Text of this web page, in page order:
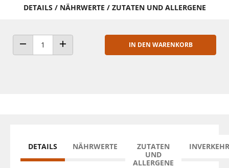
DETAILS / NÄHRWERTE / ZUTATEN UND ALLERGENE
ANZAHL VERRINGERNANZAHL ERHÖHEN
IN DEN WARENKORB
DETAILS NÄHRWERTE
ZUTATEN
UND
ALLERGENE